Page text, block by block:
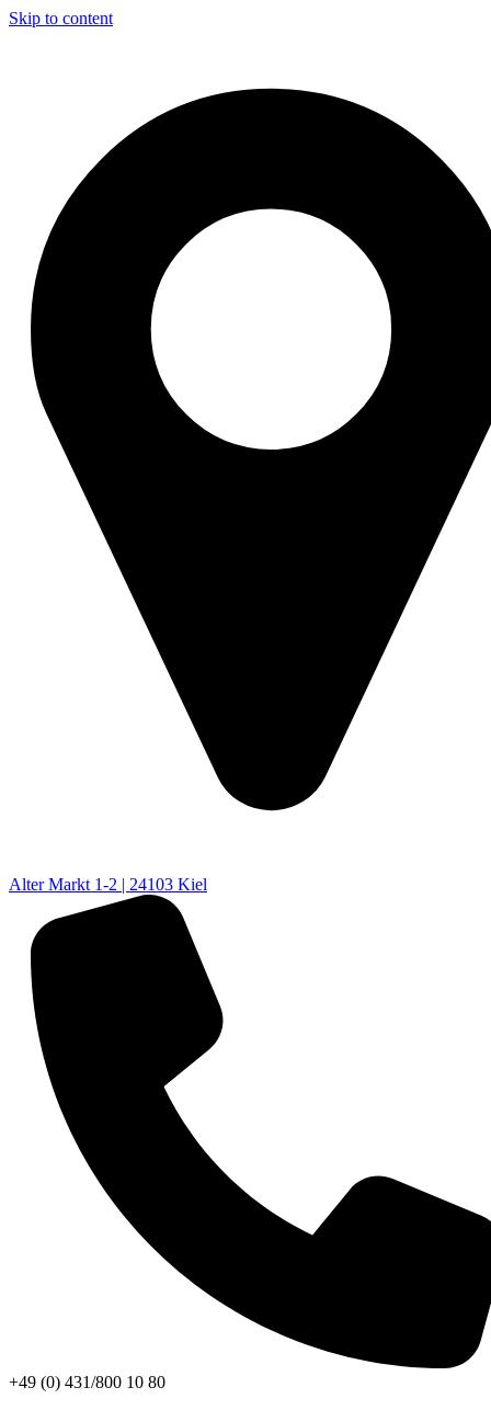
Skip to content
Alter Markt 1-2 | 24103 Kiel
+49 (0) 431/800 10 80